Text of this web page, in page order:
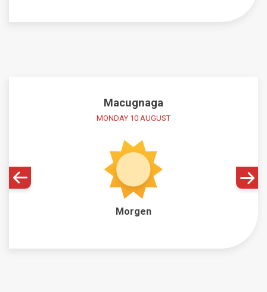
Macugnaga
MONDAY 10 AUGUST
Morgen